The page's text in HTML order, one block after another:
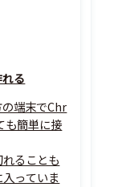
る
端末でChr
も簡単に接
ることも
っていま